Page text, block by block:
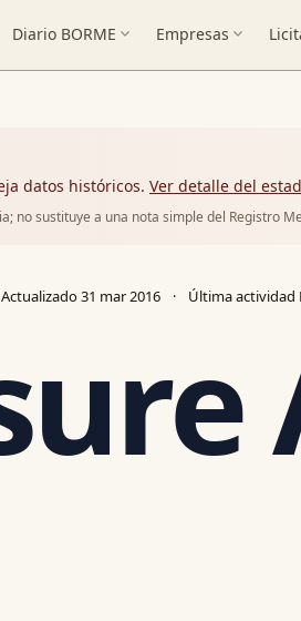
Diario BORME expand_more Empresas expand_more
datos históricos. Ver detalle del
no sustituye a una nota simple del Registro
Actualizado31 mar 2016 · Última actividad